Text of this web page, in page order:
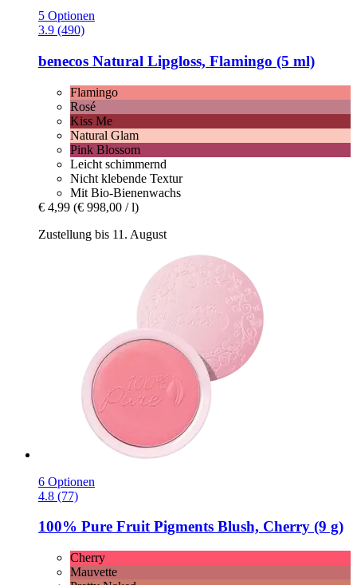
5 Optionen
3.9 (490)
benecos Natural Lipgloss, Flamingo (5 ml)
Flamingo
Rosé
Kiss Me
Natural Glam
Pink Blossom
Leicht schimmernd
Nicht klebende Textur
Mit Bio-Bienenwachs
€ 4,99 (€ 998,00 / l)
Zustellung bis 11. August
6 Optionen
4.8 (77)
100% Pure Fruit Pigments Blush, Cherry (9 g)
Cherry
Mauvette